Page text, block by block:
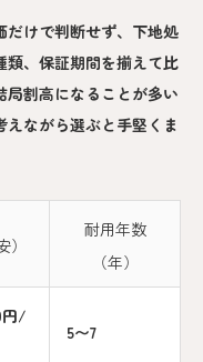
だけで判断せず、下地処
類、保証期間を揃えて比
割高になることが多い
ながら選ぶと手堅くま
耐用年数
（年）
円/
5〜7